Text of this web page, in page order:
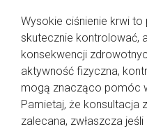
Wysokie ciśnienie krwi
skutecznie kontrolować,
konsekwencji
aktywność fizyczna,
mogą znacząco pomóc
Pamietaj, że konsultacja
zalecana, zwłaszcza